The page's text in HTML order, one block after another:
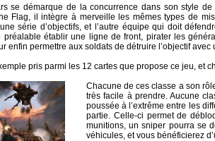
se démarque de la concurrence dans son style
Flag, il intègre à merveille les mêmes types de
série d’objectifs, et l’autre équipe qui doit
préalable établir une ligne de front, pirater les
enfin permettre aux soldats de détruire l’objectif avec
pris parmi les 12 cartes que propose ce jeu, et
Chacune de ces classe a son
très facile à prendre. Aucune
poussée à l’extrême entre les
partie. Celle-ci permet de
munitions, un sniper pourra se
véhicules, et vous bénéficierez